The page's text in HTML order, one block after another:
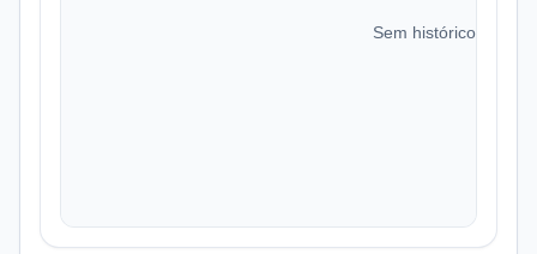
Sem histórico de